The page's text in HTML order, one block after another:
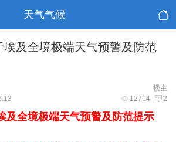
天气气候
埃及全境极端天气预警及防范
楼主
12714 2
及全境极端天气预警及防范提示